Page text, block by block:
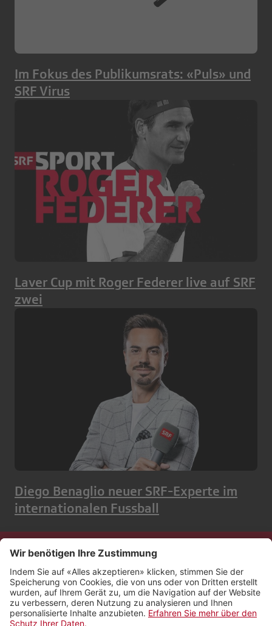
Im Fokus des Publikumsrats: «Puls» und
SRF Virus
Laver Cup mit Roger Federer live auf SRF
zwei
Diego Benaglio neuer SRF-Experte im
internationalen Fussball
Kontakt
Impressum
Rechtliches